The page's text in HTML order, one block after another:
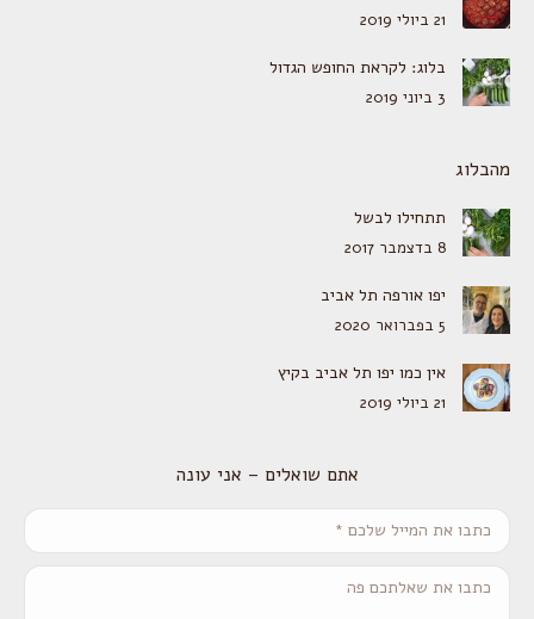
21 ביולי 2019
בלוג: לקראת החופש הגדול
3 ביוני 2019
מהבלוג
תתחילו לבשל
8 בדצמבר 2017
יפו אורפה תל אביב
5 בפברואר 2020
אין כמו יפו תל אביב בקיץ
21 ביולי 2019
אתם שואלים – אני עונה
כתבו את המייל שלכם *
כתבו את שאלתכם פה